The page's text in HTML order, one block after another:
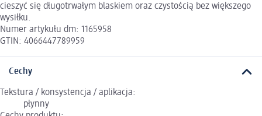
cieszyć się długotrwałym blaskiem oraz czystością bez większego
wysiłku.
Numer artykułu dm: 1165958
GTIN: 4066447789959
Cechy
Tekstura / konsystencja / aplikacja:
płynny